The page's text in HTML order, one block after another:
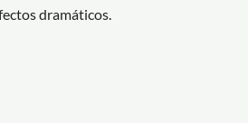
dramáticos.